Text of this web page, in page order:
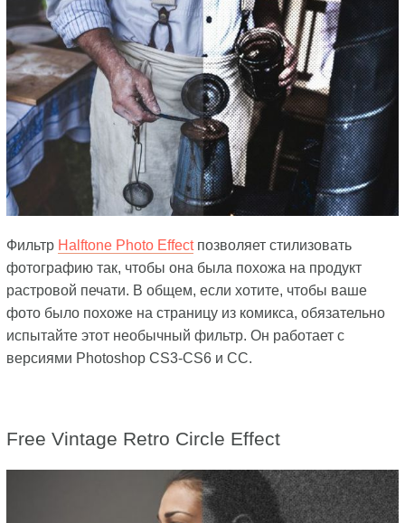
Фильтр Halftone Photo Effectпозволяет стилизовать
фотографию так, чтобы она была похожа на продукт
растровой печати. В общем, если хотите, чтобы ваше
фото было похоже на страницу из комикса, обязательно
испытайте этот необычный фильтр. Он работает с
версиями Photoshop CS3-CS6 и CC.
Free Vintage Retro Circle Effect